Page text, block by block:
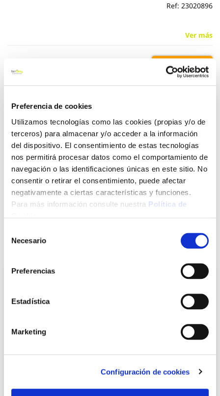
Preferencia de cookies
Utilizamos tecnologías como las cookies (propias y/o de
terceros) para almacenar y/o acceder a la información
del dispositivo. El consentimiento de estas tecnologías
nos permitirá procesar datos como el comportamiento de
navegación o las identificaciones únicas en este sitio. No
consentir o retirar el consentimiento, puede afectar
negativamente a ciertas características y funciones.
Para más información consulte nuestra Política de
Necesario
Preferencias
Estadística
Marketing
Configuración de cookies
Ref: 23020896
Ver más
16,65 €
Click&Collect - Recogida gratis
en nuestras tiendas
Envío a domicilio:
5 días hábiles
+ INFO
Amplificador de señal de antena 2 salidas interior axil
Engel axil